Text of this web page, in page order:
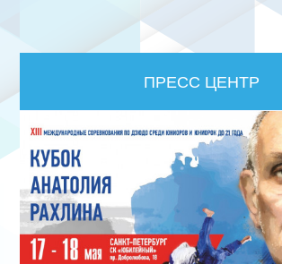
ПРЕСС ЦЕНТР